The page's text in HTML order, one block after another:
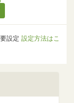
設定 設定方法はこ